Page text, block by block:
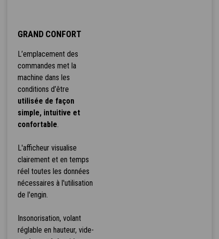
GRAND CONFORT
L’emplacement des
commandes met la
machine dans les
conditions d’être
utilisée de façon
simple, intuitive et
confortable.
L'afficheur visualise
clairement et en temps
réel toutes les données
nécessaires à l'utilisation
de l'engin.
Insonorisation, volant
réglable en hauteur, vide-